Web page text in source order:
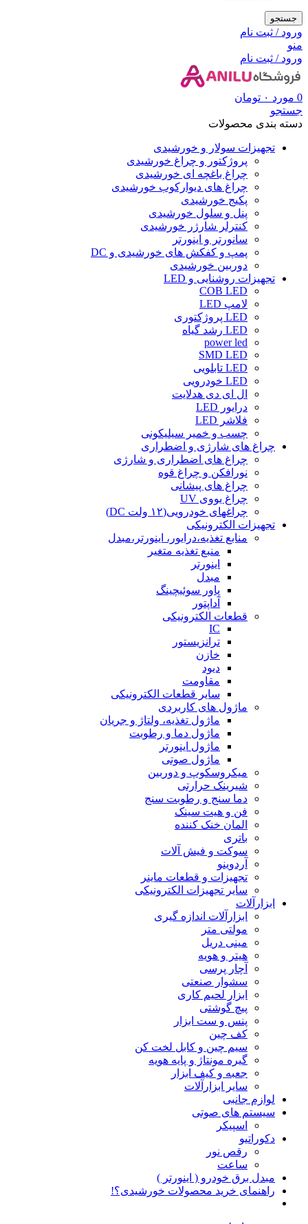
جستجو
ورود / ثبت نام
منو
ورود / ثبت نام
0 مورد ۰ تومان
جستجو
دسته بندی محصولات
تجهیزات سولار و خورشیدی
پروژکتور و چراغ خورشیدی
چراغ باغچه ای خورشیدی
چراغ های دیوارکوب خورشیدی
پکیج خورشیدی
پنل و سلول خورشیدی
کنترلر شارژر خورشیدی
سانورتر و اینورتر
پمپ و کفکش های خورشیدی و DC
دوربین خورشیدی
تجهیزات روشنایی و LED
COB LED
لامپ LED
LED پروژکتوری
LED رشد گیاه
power led
SMD LED
LED تابلویی
LED خودرویی
ال ای دی هدلایت
درایور LED
فلاشر LED
چسب و خمیر سیلیکونی
چراغ های شارژی و اضطراری
چراغ های اضطراری و شارژی
نورافکن و چراغ قوه
چراغ های پیشانی
چراغ یووی UV
چراغهای خودرویی(۱۲ ولت DC)
تجهیزات الکترونیکی
منابع تغذیه،درایور، اینورتر،مبدل
منبع تغذیه متغیر
اینورتر
مبدل
پاور سوئیچینگ
آداپتور
قطعات الکترونیکی
IC
ترانزیستور
خازن
دیود
مقاومت
سایر قطعات الکترونیکی
ماژول های کاربردی
ماژول تغذیه، ولتاژ و جریان
ماژول دما و رطوبت
ماژول اینورتر
ماژول صوتی
میکروسکوپ و دوربین
شیرینک حرارتی
دما سنج و رطوبت سنج
فن و هیت سینک
المان خنک کننده
باتری
سوکت و فیش آلات
آردوینو
تجهیزات و قطعات ماینر
سایر تجهیزات الکترونیکی
ابزارآلات
ابزارآلات اندازه گیری
مولتی متر
مینی دریل
هیتر و هویه
آچار پرسی
سشوار صنعتی
ابزار لحیم کاری
پیچ گوشتی
پنس و ست ابزار
کف چین
سیم چین و کابل لخت کن
گیره مونتاژ و پایه هویه
جعبه و کیف ابزار
سایر ابزارآلات
لوازم جانبی
سیستم های صوتی
اسپیکر
دکوراتیو
رقص نور
ساعت
مبدل برق خودرو ( اینورتر )
راهنمای خرید محصولات خورشیدی؟!